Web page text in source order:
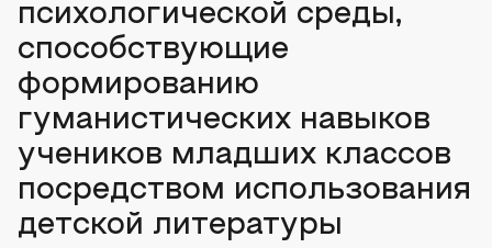
психологической среды,
способствующие
формированию
гуманистических навыков
учеников младших классов
посредством использования
детской литературы